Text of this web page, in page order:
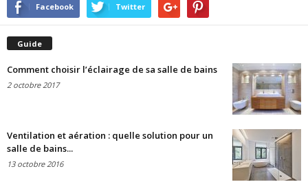
Facebook Twitter
Guide
Comment choisir l’éclairage de sa salle de bains
2 octobre 2017
Ventilation et aération : quelle solution pour un
salle de bains...
13 octobre 2016